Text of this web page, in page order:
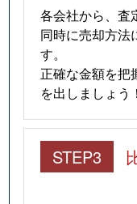
各会社から、査
同時に売却方法
す。
正確な金額を把
を出しましょう！
STEP3